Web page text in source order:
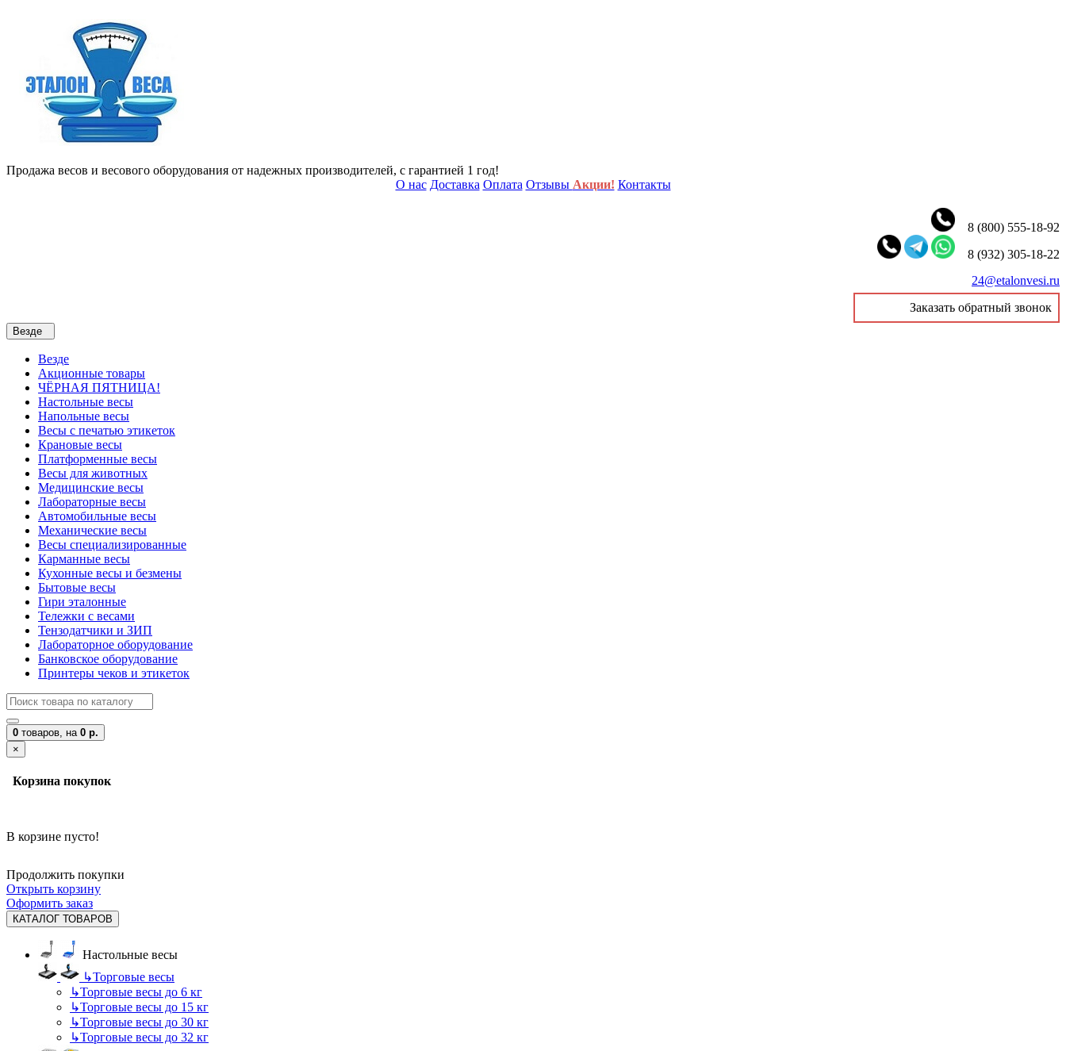
Продажа весов и весового оборудования от надежных производителей, с гарантией 1 год!
О нас Доставка Оплата Отзывы Акции! Контакты
8 (800) 555-18-92
8 (932) 305-18-22
24@etalonvesi.ru
Заказать обратный звонок
Везде
Везде
Акционные товары
ЧЁРНАЯ ПЯТНИЦА!
Настольные весы
Напольные весы
Весы с печатью этикеток
Крановые весы
Платформенные весы
Весы для животных
Медицинские весы
Лабораторные весы
Автомобильные весы
Механические весы
Весы специализированные
Карманные весы
Кухонные весы и безмены
Бытовые весы
Гири эталонные
Тележки с весами
Тензодатчики и ЗИП
Лабораторное оборудование
Банковское оборудование
Принтеры чеков и этикеток
0 товаров, на 0 р.
×
Корзина покупок
В корзине пусто!
Продолжить покупки
Открыть корзину
Оформить заказ
КАТАЛОГ ТОВАРОВ
Настольные весы
↳Торговые весы
↳Торговые весы до 6 кг
↳Торговые весы до 15 кг
↳Торговые весы до 30 кг
↳Торговые весы до 32 кг